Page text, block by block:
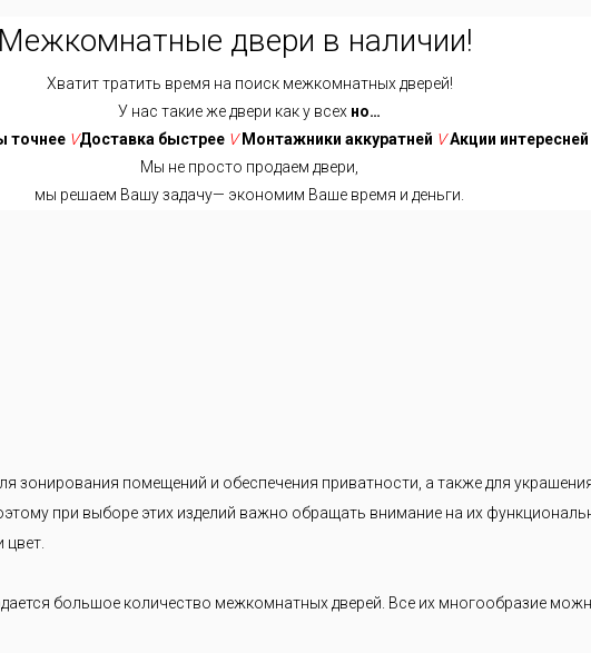
Межкомнатные двери в наличии!
Хватит тратить время на поиск межкомнатных дверей!
У нас такие же двери как у всех но…
точнее VДоставка быстрее V Монтажники аккуратней VАкции интересней
Мы не просто продаем двери,
мы решаем Вашу задачу— экономим Ваше время и деньги.
аккуратней
Мы не просто продаем двери,
решаем Вашу задачу— экономим Ваше время и деньги.
зонирования помещений и обеспечения приватности, а также для украшения
при выборе этих изделий важно обращать внимание на их
цвет.
большое количество межкомнатных дверей. Все их многообразие